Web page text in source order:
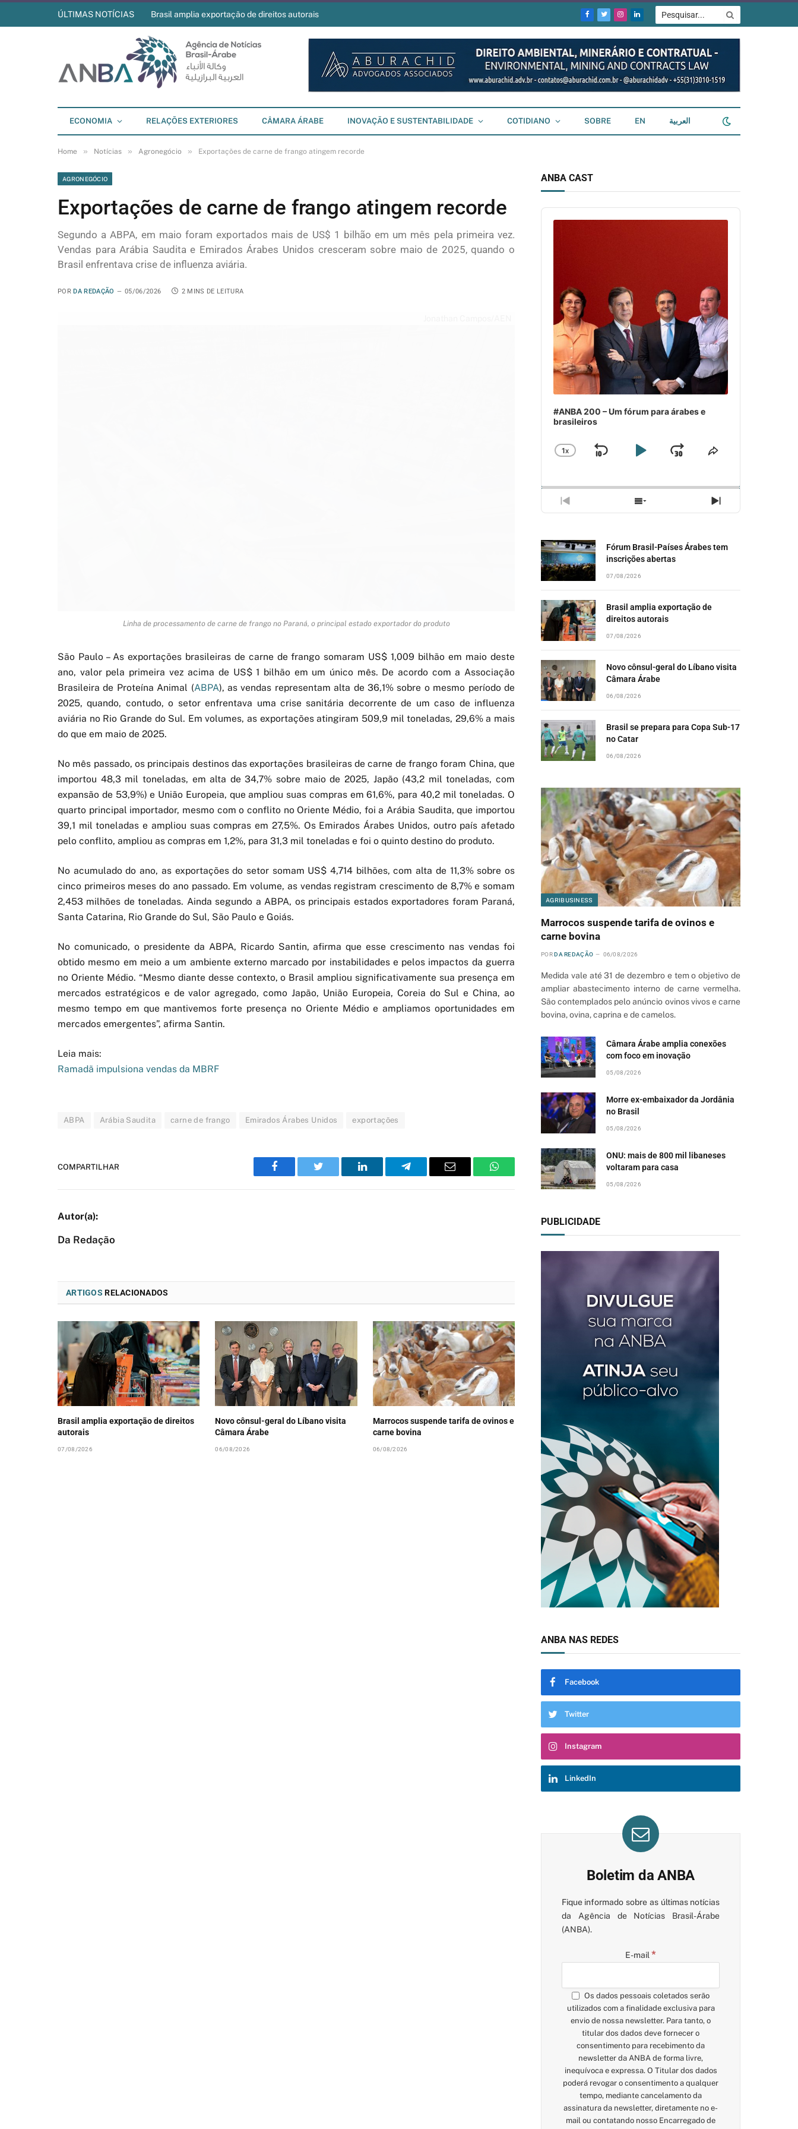
ÚLTIMAS NOTÍCIAS Brasil amplia exportação de direitos autorais
Facebook
TwitterInstagram
LinkedIn
ECONOMIA RELAÇÕES EXTERIORES CÂMARA ÁRABE INOVAÇÃO E SUSTENTABILIDADE COTIDIANO SOBRE EN العربية
Home » Notícias » Agronegócio » Exportações de carne de frango atingem recorde
AGRONEGÓCIO
Exportações de carne de frango atingem recorde
Segundo a ABPA, em maio foram exportados mais de US$ 1 bilhão em um mês pela primeira vez.
Vendas para Arábia Saudita e Emirados Árabes Unidos cresceram sobre maio de 2025, quando o
Brasil enfrentava crise de influenza aviária.
POR DA REDAÇÃO 05/06/2026 2 MINS DE LEITURA
Linha de processamento de carne de frango no Paraná, o principal estado exportador do produto
São Paulo – As exportações brasileiras de carne de frango somaram US$ 1,009 bilhão em maio deste
ano, valor pela primeira vez acima de US$ 1 bilhão em um único mês. De acordo com a Associação
Brasileira de Proteína Animal (ABPA), as vendas representam alta de 36,1% sobre o mesmo período de
2025, quando, contudo, o setor enfrentava uma crise sanitária decorrente de um caso de influenza
aviária no Rio Grande do Sul. Em volumes, as exportações atingiram 509,9 mil toneladas, 29,6% a mais
do que em maio de 2025.
No mês passado, os principais destinos das exportações brasileiras de carne de frango foram China, que
importou 48,3 mil toneladas, em alta de 34,7% sobre maio de 2025, Japão (43,2 mil toneladas, com
expansão de 53,9%) e União Europeia, que ampliou suas compras em 61,6%, para 40,2 mil toneladas. O
quarto principal importador, mesmo com o conflito no Oriente Médio, foi a Arábia Saudita, que importou
39,1 mil toneladas e ampliou suas compras em 27,5%. Os Emirados Árabes Unidos, outro país afetado
pelo conflito, ampliou as compras em 1,2%, para 31,3 mil toneladas e foi o quinto destino do produto.
No acumulado do ano, as exportações do setor somam US$ 4,714 bilhões, com alta de 11,3% sobre os
cinco primeiros meses do ano passado. Em volume, as vendas registram crescimento de 8,7% e somam
2,453 milhões de toneladas. Ainda segundo a ABPA, os principais estados exportadores foram Paraná,
Santa Catarina, Rio Grande do Sul, São Paulo e Goiás.
No comunicado, o presidente da ABPA, Ricardo Santin, afirma que esse crescimento nas vendas foi
obtido mesmo em meio a um ambiente externo marcado por instabilidades e pelos impactos da guerra
no Oriente Médio. “Mesmo diante desse contexto, o Brasil ampliou significativamente sua presença em
mercados estratégicos e de valor agregado, como Japão, União Europeia, Coreia do Sul e China, ao
mesmo tempo em que mantivemos forte presença no Oriente Médio e ampliamos oportunidades em
mercados emergentes”, afirma Santin.
Leia mais:
Ramadã impulsiona vendas da MBRF
ABPA Arábia Saudita carne de frango Emirados Árabes Unidos exportações
COMPARTILHAR
Facebook Twitter LinkedIn Telegram Email WhatsApp
Da Redação
ARTIGOS RELACIONADOS
Brasil amplia exportação de direitos
autorais
07/08/2026
Novo cônsul-geral do Líbano visita
Câmara Árabe
06/08/2026
Marrocos suspende tarifa de ovinos e
carne bovina
06/08/2026
ANBA CAST
Audio
Player
#ANBA 200 – Um fórum para árabes e
brasileiros
CHANGE
1X
SKIPPLAYJUMP
PREVIOUS
EPISODE
SHOW
EPISODES
NEXT
EPISODE
Fórum Brasil-Países Árabes tem
inscrições abertas
07/08/2026
Brasil amplia exportação de
direitos autorais
07/08/2026
Novo cônsul-geral do Líbano visita
Câmara Árabe
06/08/2026
Brasil se prepara para Copa Sub-17
no Catar
06/08/2026
AGRIBUSINESS
Marrocos suspende tarifa de ovinos e
carne bovina
POR DA REDAÇÃO 06/08/2026
Medida vale até 31 de dezembro e tem o objetivo de
ampliar abastecimento interno de carne vermelha.
São contemplados pelo anúncio ovinos vivos e carne
bovina, ovina, caprina e de camelos.
Câmara Árabe amplia conexões
com foco em inovação
05/08/2026
Morre ex-embaixador da Jordânia
no Brasil
05/08/2026
ONU: mais de 800 mil libaneses
voltaram para casa
05/08/2026
PUBLICIDADE
ANBA NAS REDES
Facebook
Twitter
Instagram
LinkedIn
Boletim da ANBA
Fique informado sobre as últimas notícias
da Agência de Notícias Brasil-Árabe
(ANBA).
E-mail *
Os dados pessoais coletados serão
utilizados com a finalidade exclusiva para
envio de nossa newsletter. Para tanto, o
titular dos dados deve fornecer o
consentimento para recebimento da
newsletter da ANBA de forma livre,
inequívoca e expressa. O Titular dos dados
poderá revogar o consentimento a qualquer
tempo, mediante cancelamento da
assinatura da newsletter, diretamente no e-
mail ou contatando nosso Encarregado de